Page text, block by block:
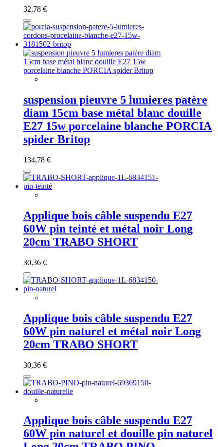
32,78 €
suspension pieuvre 5 lumieres patère
diam 15cm base métal blanc douille
E27 15w porcelaine blanche PORCIA
spider Britop
134,78 €
Applique bois câble suspendu E27
60W pin teinté et métal noir Long
20cm TRABO SHORT
30,36 €
Applique bois câble suspendu E27
60W pin naturel et métal noir Long
20cm TRABO SHORT
30,36 €
Applique bois câble suspendu E27
60W pin naturel et douille pin naturel